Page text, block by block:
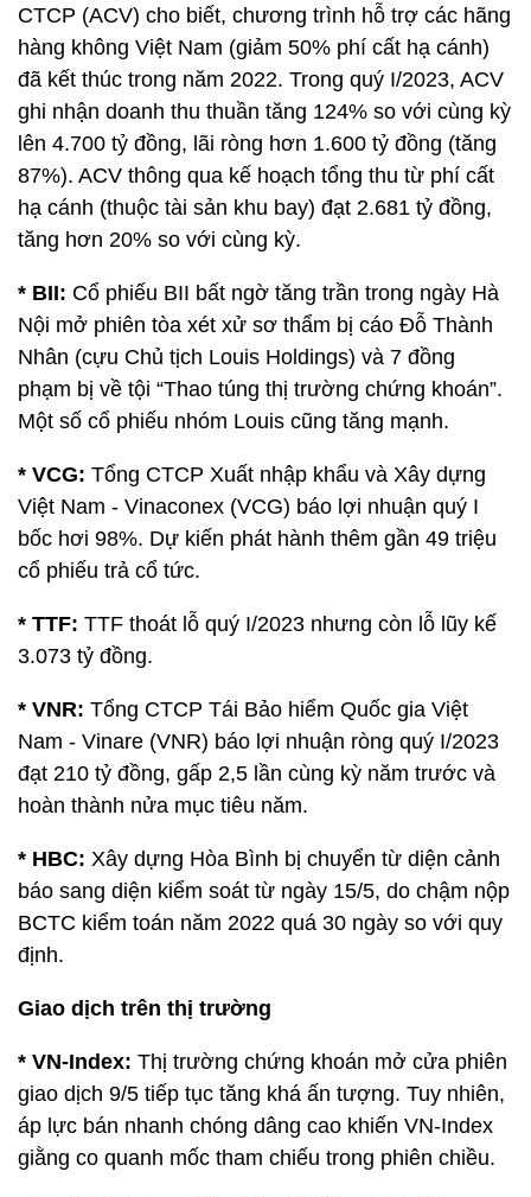
CTCP (ACV) cho biết, chương trình hỗ trợ các hãng
hàng không Việt Nam (giảm 50% phí cất hạ cánh)
đã kết thúc trong năm 2022. Trong quý I/2023, ACV
ghi nhận doanh thu thuần tăng 124% so với cùng kỳ
lên 4.700 tỷ đồng, lãi ròng hơn 1.600 tỷ đồng (tăng
87%). ACV thông qua kế hoạch tổng thu từ phí cất
hạ cánh (thuộc tài sản khu bay) đạt 2.681 tỷ đồng,
tăng hơn 20% so với cùng kỳ.
* BII: Cổ phiếu BII bất ngờ tăng trần trong ngày Hà
Nội mở phiên tòa xét xử sơ thẩm bị cáo Đỗ Thành
Nhân (cựu Chủ tịch Louis Holdings) và 7 đồng
phạm bị về tội “Thao túng thị trường chứng khoán”.
Một số cổ phiếu nhóm Louis cũng tăng mạnh.
* VCG: Tổng CTCP Xuất nhập khẩu và Xây dựng
Việt Nam - Vinaconex (VCG) báo lợi nhuận quý I
bốc hơi 98%. Dự kiến phát hành thêm gần 49 triệu
cổ phiếu trả cổ tức.
* TTF: TTF thoát lỗ quý I/2023 nhưng còn lỗ lũy kế
3.073 tỷ đồng.
* VNR: Tổng CTCP Tái Bảo hiểm Quốc gia Việt
Nam - Vinare (VNR) báo lợi nhuận ròng quý I/2023
đạt 210 tỷ đồng, gấp 2,5 lần cùng kỳ năm trước và
hoàn thành nửa mục tiêu năm.
* HBC: Xây dựng Hòa Bình bị chuyển từ diện cảnh
báo sang diện kiểm soát từ ngày 15/5, do chậm nộp
BCTC kiểm toán năm 2022 quá 30 ngày so với quy
định.
Giao dịch trên thị trường
* VN-Index: Thị trường chứng khoán mở cửa phiên
giao dịch 9/5 tiếp tục tăng khá ấn tượng. Tuy nhiên,
áp lực bán nhanh chóng dâng cao khiến VN-Index
giằng co quanh mốc tham chiếu trong phiên chiều.